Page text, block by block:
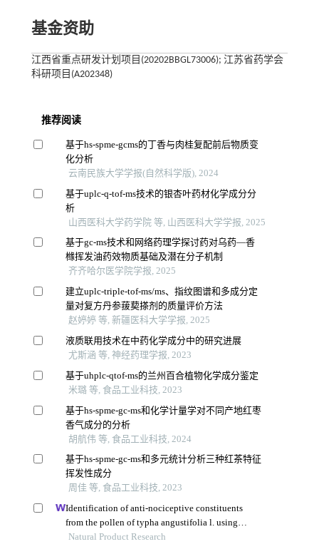
基金资助
江西省重点研发计划项目(20202BBGL73006); 江苏省药学会
科研项目(A202348)